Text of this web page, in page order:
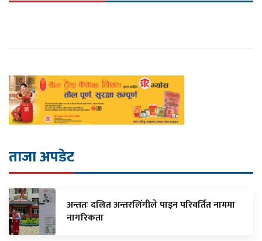
ताजा अपडेट
अन्ततः दलित अन्तरलिंगीले पाइन परिवर्तित नाममा
नागरिकता